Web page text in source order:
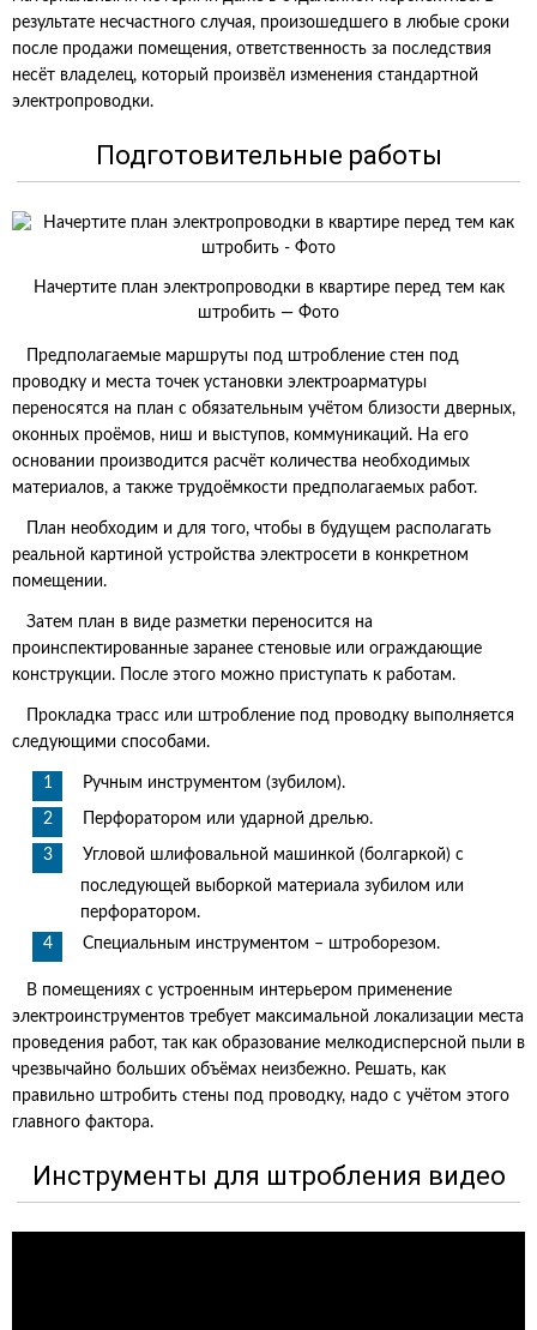
результате несчастного случая, произошедшего в любые сроки
после продажи помещения, ответственность за последствия
несёт владелец, который произвёл изменения стандартной
электропроводки.
Подготовительные работы
Начертите план электропроводки в квартире перед тем как
штробить — Фото
Предполагаемые маршруты под штробление стен под
проводку и места точек установки электроарматуры
переносятся на план с обязательным учётом близости дверных,
оконных проёмов, ниш и выступов, коммуникаций. На его
основании производится расчёт количества необходимых
материалов, а также трудоёмкости предполагаемых работ.
План необходим и для того, чтобы в будущем располагать
реальной картиной устройства электросети в конкретном
помещении.
Затем план в виде разметки переносится на
проинспектированные заранее стеновые или ограждающие
конструкции. После этого можно приступать к работам.
Прокладка трасс или штробление под проводку выполняется
следующими способами.
Ручным инструментом (зубилом).
Перфоратором или ударной дрелью.
Угловой шлифовальной машинкой (болгаркой) с
последующей выборкой материала зубилом или
перфоратором.
Специальным инструментом – штроборезом.
В помещениях с устроенным интерьером применение
электроинструментов требует максимальной локализации места
проведения работ, так как образование мелкодисперсной пыли в
чрезвычайно больших объёмах неизбежно. Решать, как
правильно штробить стены под проводку, надо с учётом этого
главного фактора.
Инструменты для штробления видео